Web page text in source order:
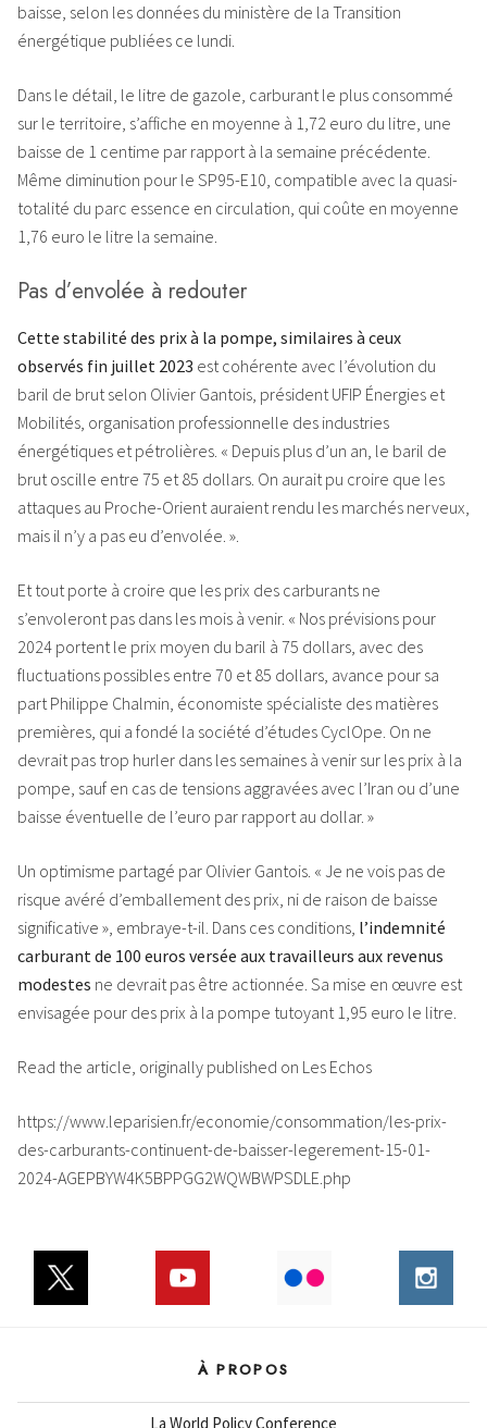
baisse, selon les données du ministère de la Transition
énergétique publiées ce lundi.
Dans le détail, le litre de gazole, carburant le plus consommé
sur le territoire, s’affiche en moyenne à 1,72 euro du litre, une
baisse de 1 centime par rapport à la semaine précédente.
Même diminution pour le SP95-E10, compatible avec la quasi-
totalité du parc essence en circulation, qui coûte en moyenne
1,76 euro le litre la semaine.
Pas d’envolée à redouter
Cette stabilité des prix à la pompe, similaires à ceux
observés fin juillet 2023 est cohérente avec l’évolution du
baril de brut selon Olivier Gantois, président UFIP Énergies et
Mobilités, organisation professionnelle des industries
énergétiques et pétrolières. « Depuis plus d’un an, le baril de
brut oscille entre 75 et 85 dollars. On aurait pu croire que les
attaques au Proche-Orient auraient rendu les marchés nerveux,
mais il n’y a pas eu d’envolée. ».
Et tout porte à croire que les prix des carburants ne
s’envoleront pas dans les mois à venir. « Nos prévisions pour
2024 portent le prix moyen du baril à 75 dollars, avec des
fluctuations possibles entre 70 et 85 dollars, avance pour sa
part Philippe Chalmin, économiste spécialiste des matières
premières, qui a fondé la société d’études CyclOpe. On ne
devrait pas trop hurler dans les semaines à venir sur les prix à la
pompe, sauf en cas de tensions aggravées avec l’Iran ou d’une
baisse éventuelle de l’euro par rapport au dollar. »
Un optimisme partagé par Olivier Gantois. « Je ne vois pas de
risque avéré d’emballement des prix, ni de raison de baisse
significative », embraye-t-il. Dans ces conditions, l’indemnité
carburant de 100 euros versée aux travailleurs aux revenus
modestes ne devrait pas être actionnée. Sa mise en œuvre est
envisagée pour des prix à la pompe tutoyant 1,95 euro le litre.
Read the article, originally published on Les Echos
https://www.leparisien.fr/economie/consommation/les-prix-
des-carburants-continuent-de-baisser-legerement-15-01-
2024-AGEPBYW4K5BPPGG2WQWBWPSDLE.php
À PROPOS
La World Policy Conference